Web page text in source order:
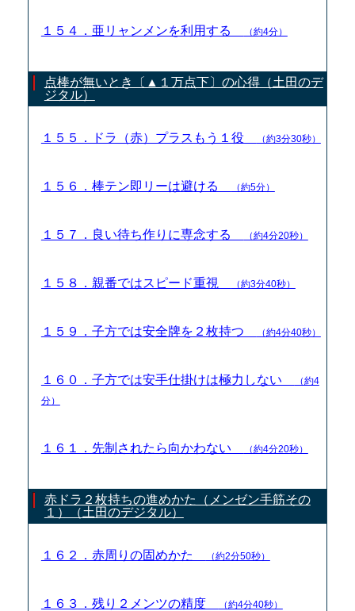
１５４．亜リャンメンを利用する （約4分）
点棒が無いとき〔▲１万点下〕の心得（土田のデ
ジタル）
１５５．ドラ（赤）プラスもう１役 （約3分30秒）
１５６．棒テン即リーは避ける （約5分）
１５７．良い待ち作りに専念する （約4分20秒）
１５８．親番ではスピード重視 （約3分40秒）
１５９．子方では安全牌を２枚持つ （約4分40秒）
１６０．子方では安手仕掛けは極力しない
（約4
分）
１６１．先制されたら向かわない （約4分20秒）
赤ドラ２枚持ちの進めかた（メンゼン手筋その
１）（土田のデジタル）
１６２．赤周りの固めかた （約2分50秒）
１６３．残り２メンツの精度 （約4分40秒）